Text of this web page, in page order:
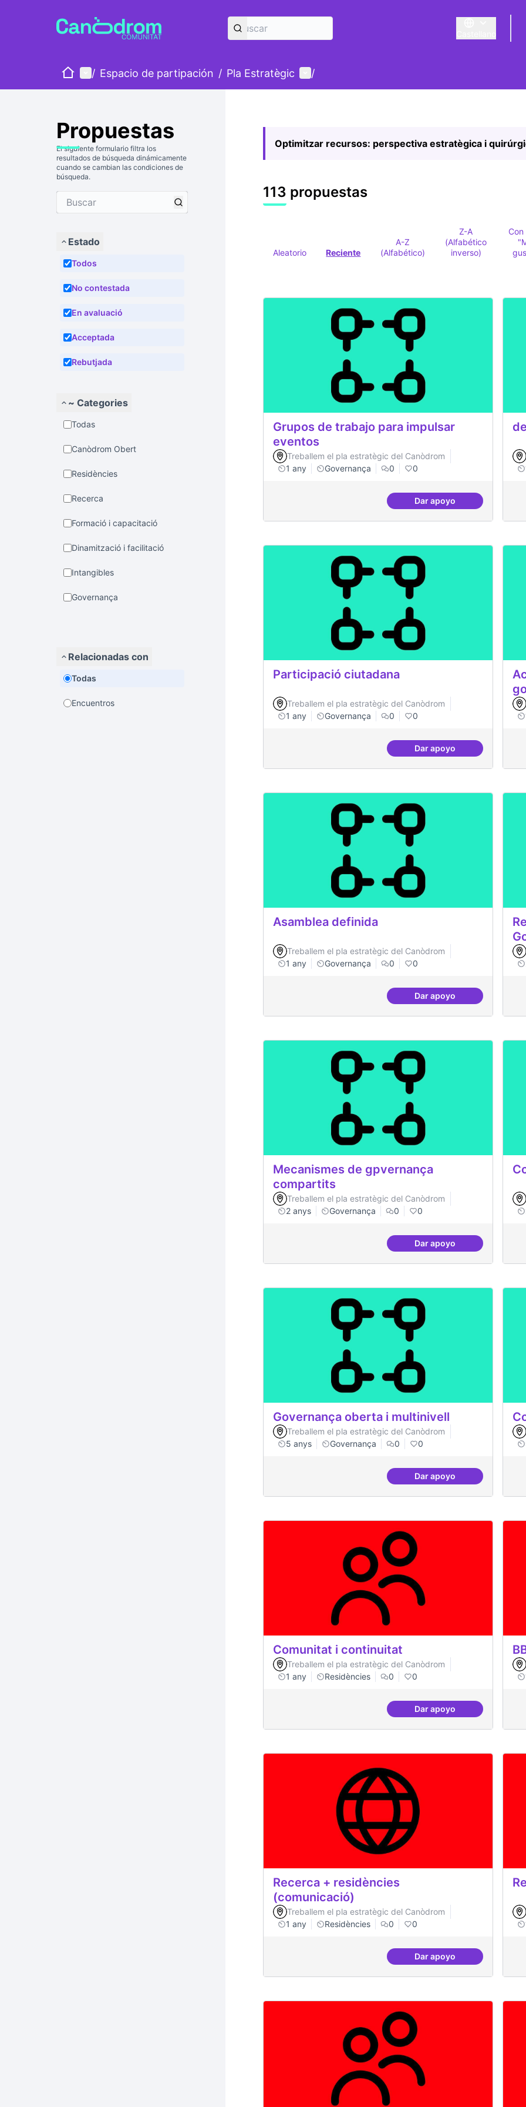
Triar la llengua
InicioMenú principal
/ Espacio de partipación / Pla Estratègic Menú de usuario
/
Propuestas
El siguiente formulario filtra los
resultados de búsqueda dinámicamente
cuando se cambian las condiciones de
búsqueda.
Estado
Todos
No contestada
En avaluació
Acceptada
Rebutjada
~ Categories
Todas
Canòdrom Obert
Residències
Recerca
Formació i capacitació
Dinamització i facilitació
Intangibles
Governança
Relacionadas con
Todas
Encuentros
Optimitzar recursos: perspectiva estratègica i
113 propuestas
Aleatorio Reciente
A-Z
(Alfabético)
Z-A
(Alfabético
inverso)
Con
Grupos de trabajo para impulsar
eventos
Treballem el pla estratègic del Canòdrom
1 any
Governança 0 0
Dar apoyoGrupos de trabajo
Participació ciutadana
Treballem el pla estratègic del Canòdrom
1 any
Governança 0 0
Dar apoyoParticipació ciutadana
Asamblea definida
Treballem el pla estratègic del Canòdrom
1 any
Governança 0 0
Dar apoyoAsamblea definida
Mecanismes de gpvernança
compartits
Treballem el pla estratègic del Canòdrom
2 anys
Governança 0 0
Dar apoyoMecanismes de
Governança oberta i multinivell
Treballem el pla estratègic del Canòdrom
5 anys
Governança 0 0
Dar apoyoGovernança oberta i
Comunitat i continuitat
Treballem el pla estratègic del Canòdrom
1 any
Residències 0 0
Dar apoyoComunitat i continuitat
Recerca + residències
(comunicació)
Treballem el pla estratègic del Canòdrom
1 any
Residències 0 0
Dar apoyoRecerca + residències